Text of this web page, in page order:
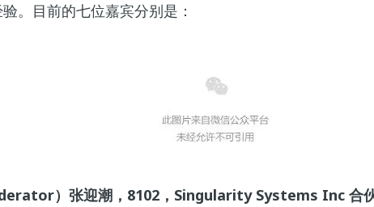
。目前的七位嘉宾分别是：
）张迎潮，8102，Singularity Systems Inc 合